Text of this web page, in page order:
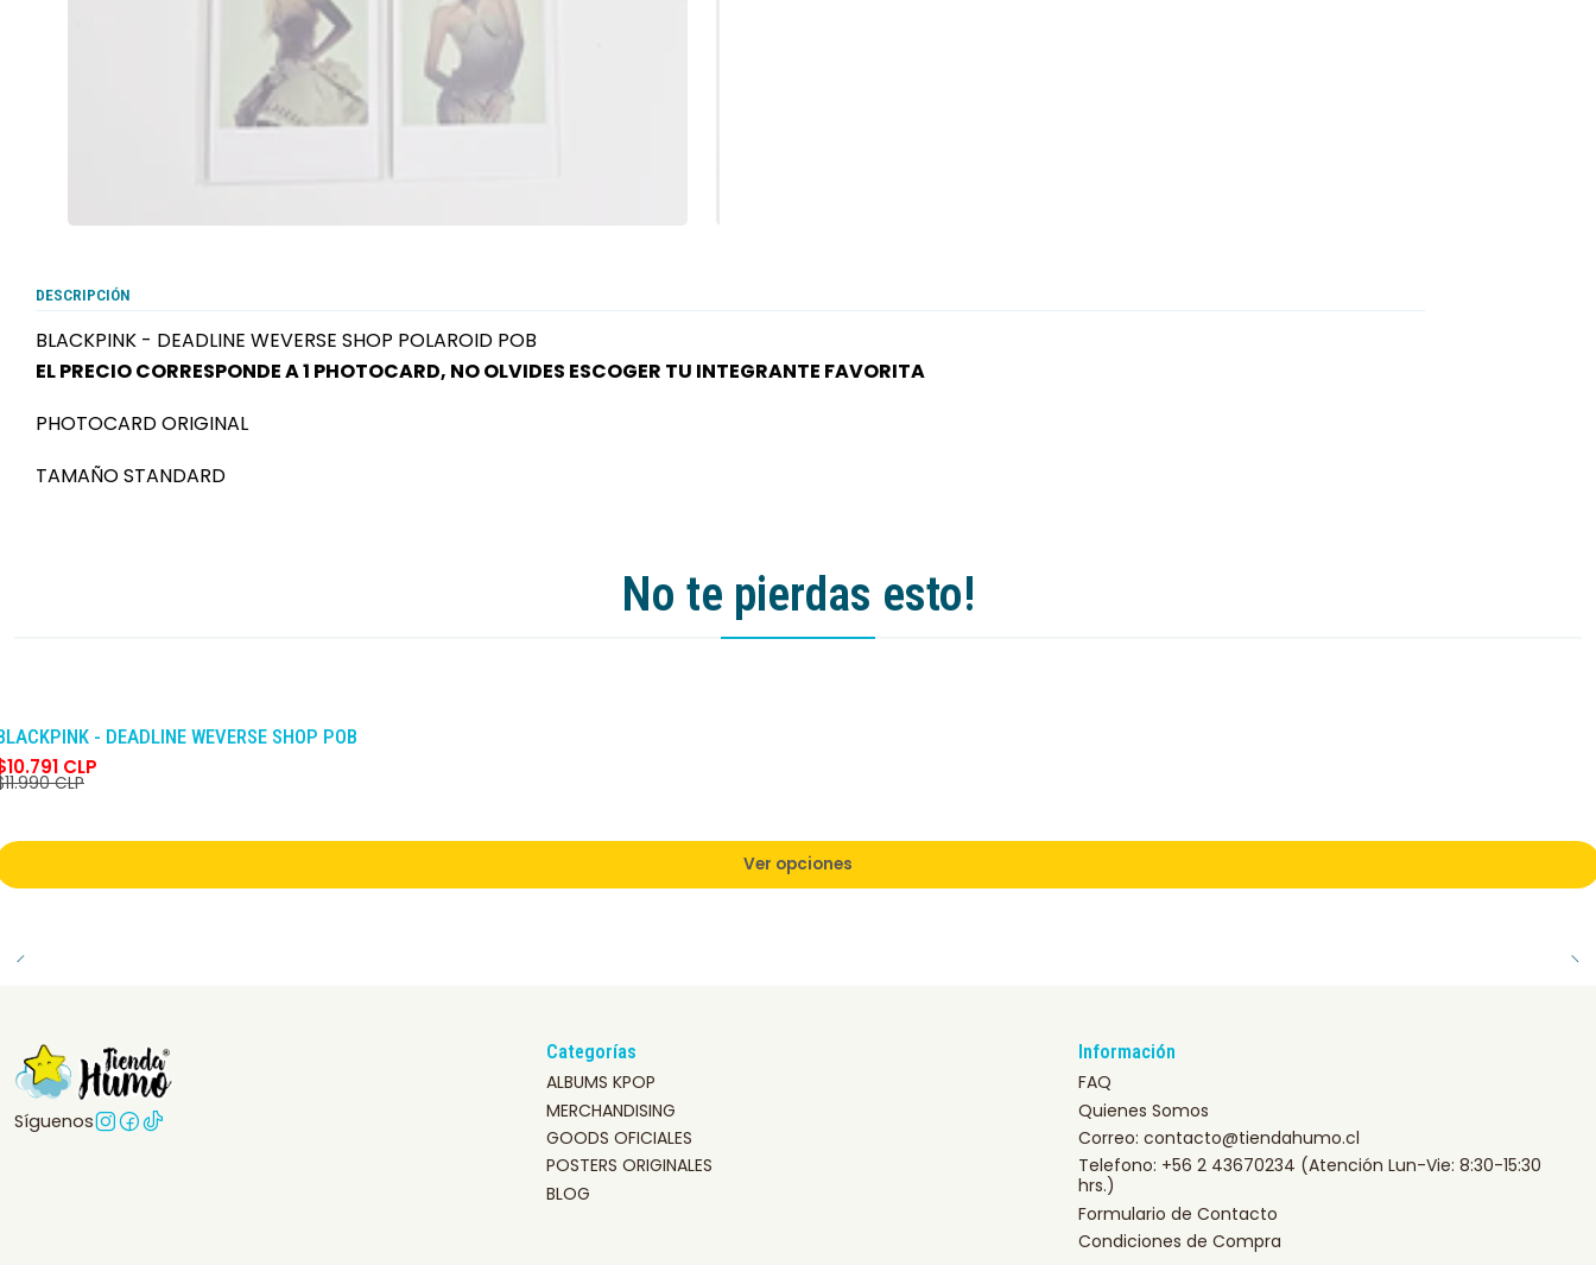
DESCRIPCIÓN
BLACKPINK - DEADLINE WEVERSE SHOP POLAROID POB
EL PRECIO CORRESPONDE A 1 PHOTOCARD, NO OLVIDES ESCOGER TU INTEGRANTE FAVORITA
PHOTOCARD ORIGINAL
TAMAÑO STANDARD
No te pierdas esto!
- DEADLINE WEVERSE SHOP POB
CLP
CLP
Ver opciones
Síguenos
Categorías
ALBUMS KPOP
MERCHANDISING
GOODS OFICIALES
POSTERS ORIGINALES
BLOG
Información
FAQ
Quienes Somos
Correo: contacto@tiendahumo.cl
Telefono: +56 2 43670234 (Atención Lun-Vie: 8:30-15:30
hrs.)
Formulario de Contacto
Condiciones de Compra